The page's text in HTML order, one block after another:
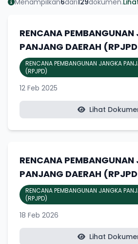
RENCANA
PANJANG DAERAH
RENCANA PEMBANGUNAN JANGKA
(RPJPD)
12 Feb 2025
Lihat
RENCANA
PANJANG DAERAH
RENCANA PEMBANGUNAN JANGKA
(RPJPD)
18 Feb 2026
Lihat